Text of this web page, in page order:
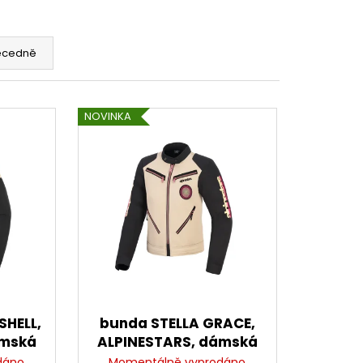
NOVINKA
bunda STELLA GRACE,
ALPINESTARS, dámská